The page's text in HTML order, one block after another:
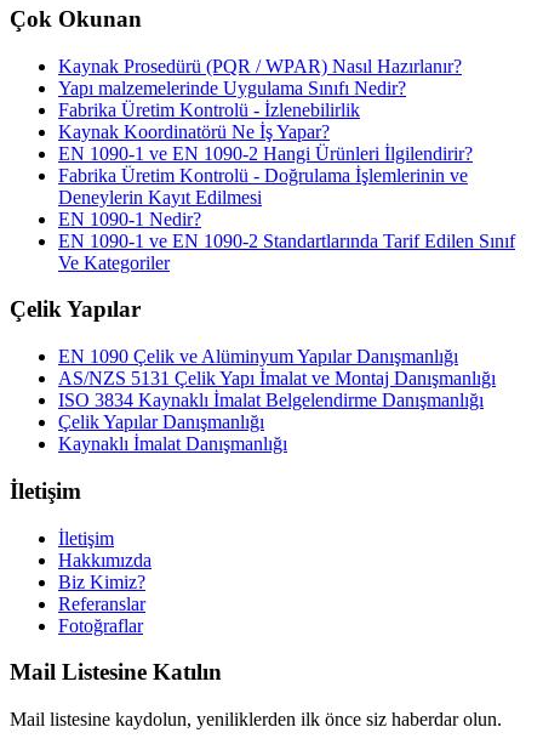
Çok Okunan
Kaynak Prosedürü (PQR / WPAR) Nasıl Hazırlanır?
Yapı malzemelerinde Uygulama Sınıfı Nedir?
Fabrika Üretim Kontrolü - İzlenebilirlik
Kaynak Koordinatörü Ne İş Yapar?
EN 1090-1 ve EN 1090-2 Hangi Ürünleri İlgilendirir?
Fabrika Üretim Kontrolü - Doğrulama İşlemlerinin ve
Deneylerin Kayıt Edilmesi
EN 1090-1 Nedir?
EN 1090-1 ve EN 1090-2 Standartlarında Tarif Edilen Sınıf
Ve Kategoriler
Çelik Yapılar
EN 1090 Çelik ve Alüminyum Yapılar Danışmanlığı
AS/NZS 5131 Çelik Yapı İmalat ve Montaj Danışmanlığı
ISO 3834 Kaynaklı İmalat Belgelendirme Danışmanlığı
Çelik Yapılar Danışmanlığı
Kaynaklı İmalat Danışmanlığı
İletişim
İletişim
Hakkımızda
Biz Kimiz?
Referanslar
Fotoğraflar
Mail Listesine Katılın
Mail listesine kaydolun, yeniliklerden ilk önce siz haberdar olun.